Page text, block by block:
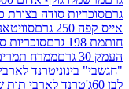
בצורת כלי עבודה 216 גרם
סוויטאנגו ממתיק 700 גרם
סוכריות סודה בצורת פיצה
ממרח תמרים 450 גרם קליית גת
טרנד לארבי מנגו וקשיו 28ג'
לארבי תות שלם מיובש שוקו